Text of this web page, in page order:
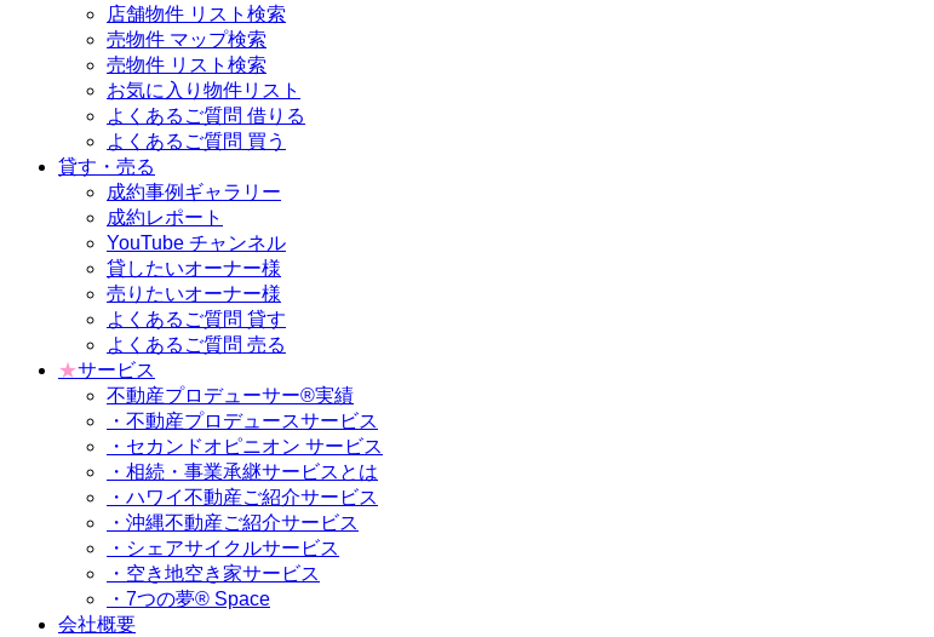
店舗物件 リスト検索
売物件 マップ検索
売物件 リスト検索
お気に入り物件リスト
よくあるご質問 借りる
よくあるご質問 買う
貸す・売る
成約事例ギャラリー
成約レポート
YouTube チャンネル
貸したいオーナー様
売りたいオーナー様
よくあるご質問 貸す
よくあるご質問 売る
★サービス
不動産プロデューサー®実績
・不動産プロデュースサービス
・セカンドオピニオン サービス
・相続・事業承継サービスとは
・ハワイ不動産ご紹介サービス
・沖縄不動産ご紹介サービス
・シェアサイクルサービス
・空き地空き家サービス
・7つの夢® Space
会社概要